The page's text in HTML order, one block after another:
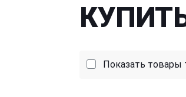
Показать товары